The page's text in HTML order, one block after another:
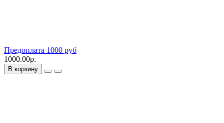
Предоплата 1000 руб
1000.00р.
В корзину